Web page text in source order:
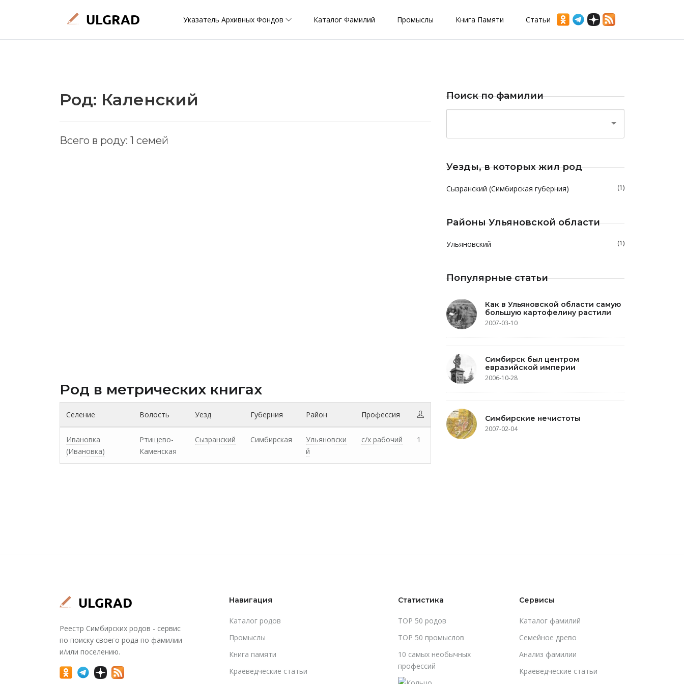
Указатель Архивных Фондов Каталог Фамилий Промыслы Книга Памяти Статьи
Род: Каленский
Всего в роду: 1 семей
Род в метрических книгах
Селение Волость Уезд Губерния Район Профессия
Ивановка
(Ивановка)
Ртищево-
Каменская
Сызранский Симбирская
Ульяновски
й
с/х рабочий 1
Поиск по фамилии
Уезды, в которых жил род
Сызранский (Симбирская губерния) (1)
Районы Ульяновской области
Ульяновский (1)
Популярные статьи
Как в Ульяновской области самую
большую картофелину растили
2007-03-10
Симбирск был центром
евразийской империи
2006-10-28
Симбирские нечистоты
2007-02-04
Реестр Симбирских родов - сервис
по поиску своего рода по фамилии
и/или поселению.
Навигация
Каталог родов
Промыслы
Книга памяти
Краеведческие статьи
Статистика
TOP 50 родов
TOP 50 промыслов
10 самых необычных
профессий
Сервисы
Каталог фамилий
Cемейное древо
Анализ фамилии
Краеведческие статьи